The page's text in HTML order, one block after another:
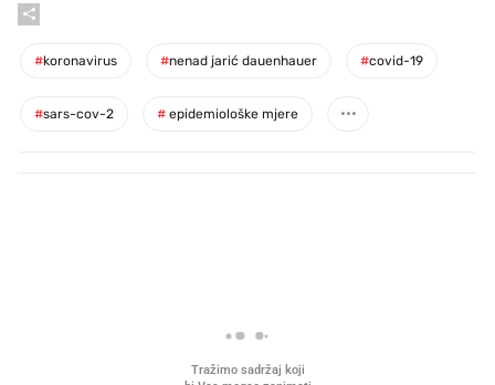
#koronavirus #nenad jarić dauenhauer #covid-19
#sars-cov-2 # epidemiološke mjere